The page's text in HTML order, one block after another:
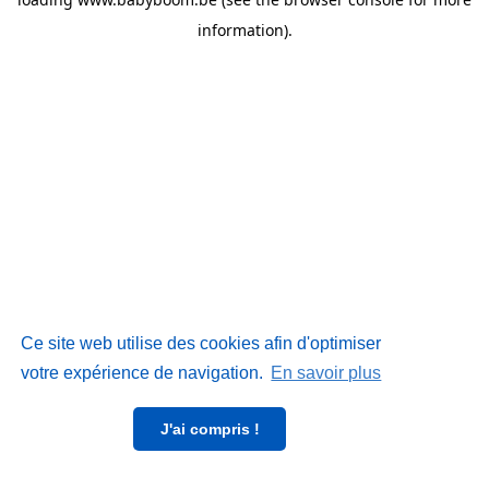
Ce site web utilise des cookies afin d'optimiser
votre expérience de navigation. En savoir plus
J'ai compris !
information).